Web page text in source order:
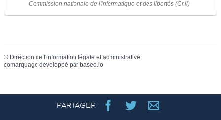
Commission nationale de l'informatique et des libertés (Cnil)
© Direction de l'information légale et administrative
comarquage developpé par baseo.io
PARTAGER